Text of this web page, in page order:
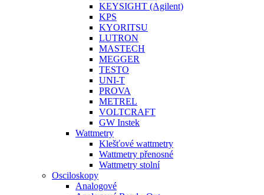
KEYSIGHT (Agilent)
KPS
KYORITSU
LUTRON
MASTECH
MEGGER
TESTO
UNI-T
PROVA
METREL
VOLTCRAFT
GW Instek
Wattmetry
Klešťové wattmetry
Wattmetry přenosné
Wattmetry stolní
Osciloskopy
Analogové